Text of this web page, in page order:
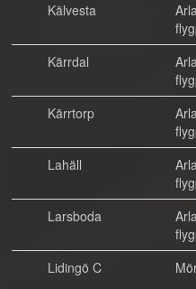
Kälvesta
Kärrdal
Kärrtorp
Lahäll
Larsboda
Lidingö C